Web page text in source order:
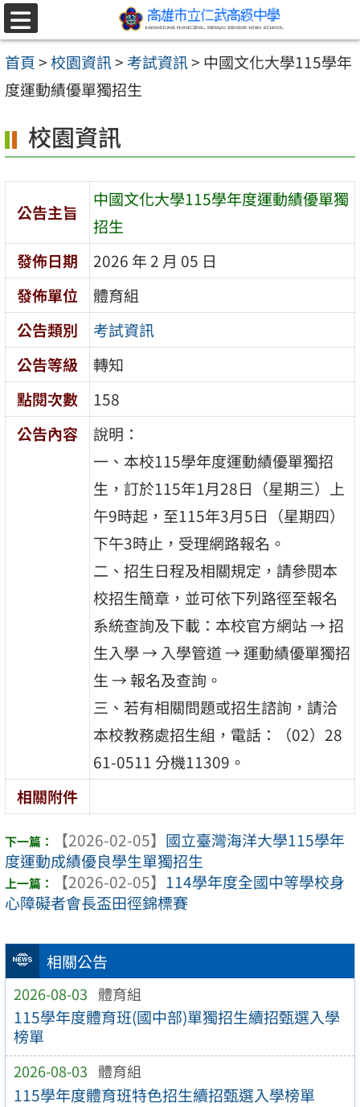
跳至主要內容區
選
單
首頁>校園資訊> 考試資訊> 中國文化大學115學年
度運動績優單獨招生
相關公告
2026-08-03 體育組
115學年度體育班(國中部)單獨招生續招甄選入學
榜單
2026-08-03 體育組
115學年度體育班特色招生續招甄選入學榜單
校園資訊
公告主旨
中國文化大學115學年度運動績優單獨
招生
發佈日期
2026 年 2 月 05 日
發佈單位
體育組
公告類別
考試資訊
公告等級
轉知
點閱次數
158
公告內容
說明：
一、本校115學年度運動績優單獨招
生，訂於115年1月28日（星期三）上
午9時起，至115年3月5日（星期四）
下午3時止，受理網路報名。
二、招生日程及相關規定，請參閱本
校招生簡章，並可依下列路徑至報名
系統查詢及下載：本校官方網站 → 招
生入學 → 入學管道 → 運動績優單獨招
生 → 報名及查詢。
三、若有相關問題或招生諮詢，請洽
本校教務處招生組，電話：（02）28
61-0511 分機11309。
相關附件
【2026-02-05】 國立臺灣海洋大學115學年
度運動成績優良學生單獨招生
【2026-02-05】 114學年度全國中等學校身
心障礙者會長盃田徑錦標賽